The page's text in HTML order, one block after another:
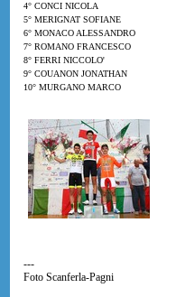
4° CONCI NICOLA
5° MERIGNAT SOFIANE
6° MONACO ALESSANDRO
7° ROMANO FRANCESCO
8° FERRI NICCOLO'
9° COUANON JONATHAN
10° MURGANO MARCO
---
Foto Scanferla-Pagni